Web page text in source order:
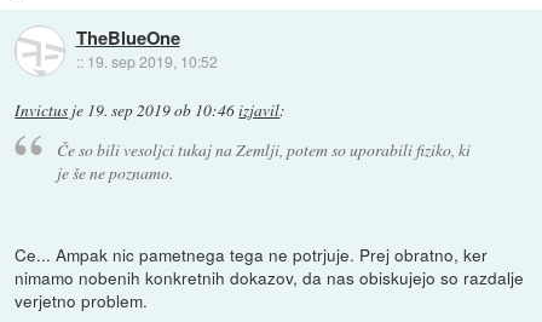
TheBlueOne
:: 19. sep 2019, 10:52
Invictus je 19. sep 2019 ob 10:46izjavil:
Če so bili vesoljci tukaj na Zemlji, potem so uporabili fiziko, ki
je še ne poznamo.
Ce... Ampak nic pametnega tega ne potrjuje. Prej obratno, ker
nimamo nobenih konkretnih dokazov, da nas obiskujejo so razdalje
verjetno problem.